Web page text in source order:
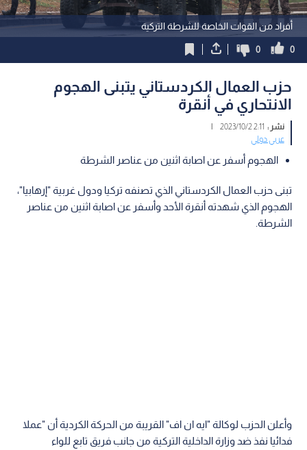
أفراد من القوات الخاصة للشرطة التركية
0
0
حزب العمال الكردستاني يتبنى الهجوم
الانتحاري في أنقرة
نشر : 2:11 2023/10/2
|
عربي دولي
الهجوم أسفر عن اصابة اثنين من عناصر الشرطة
تبنى حزب العمال الكردستاني الذي تصنفه تركيا ودول غربية "إرهابيا"،
الهجوم الذي شهدته أنقرة الأحد وأسفر عن اصابة اثنين من عناصر
الشرطة.
وأعلن الحزب لوكالة "ايه ان اف" القريبة من الحركة الكردية أن "عملا
فدائيا نفذ ضد وزارة الداخلية التركية من جانب فريق تابع للواء